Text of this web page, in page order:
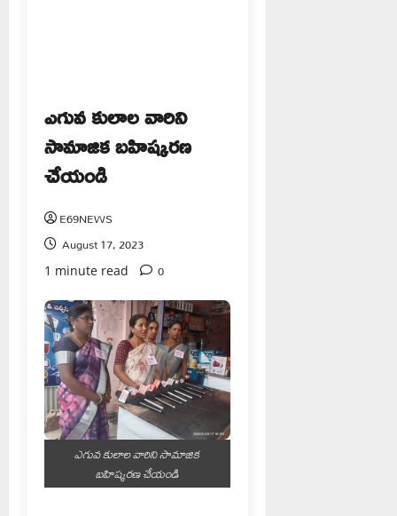
ఎగువ కులాల వారిని
సామాజిక బహిష్కరణ
చేయండి
E69NEWS
August 17, 2023
1 minute read 0
ఎగువ కులాల వారిని సామాజిక
బహిష్కరణ చేయండి